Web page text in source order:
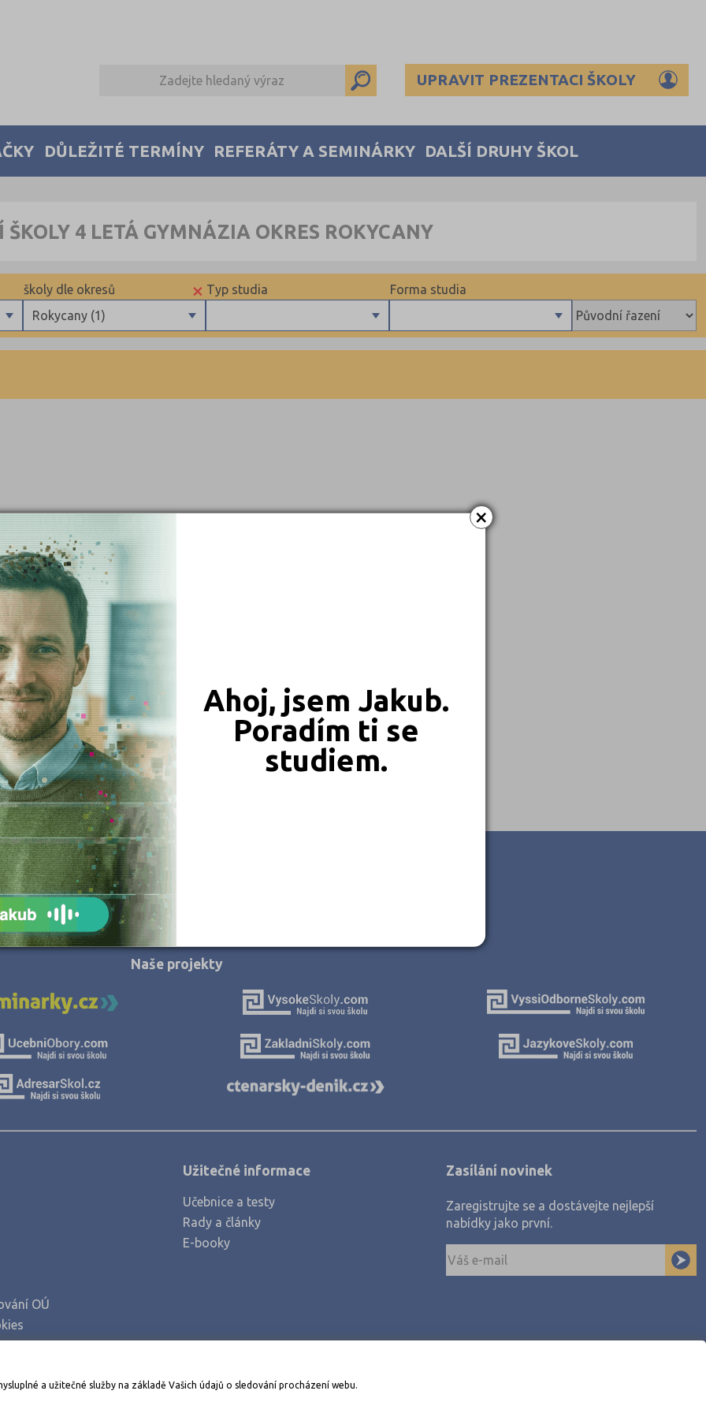
×
Ahoj, jsem Jakub.
Poradím ti se
studiem.
UPRAVIT PREZENTACI ŠKOLY
DŮLEŽITÉ TERMÍNY REFERÁTY A SEMINÁRKY DALŠÍ DRUHY ŠKOL
ŠKOLY 4 LETÁ GYMNÁZIA OKRES ROKYCANY
Forma studia
Typ studia
×
Rokycany (1)
školy dle okresů
Blansko (3)
Česká Lípa (2)
České Budějovice (9)
Český Krumlov (1)
Děčín (2)
Domažlice (2)
Frýdek-Místek (4)
Havlíčkův Brod (4)
Hodonín (3)
Hradec Králové (5)
Cheb (2)
Chomutov (4)
Chrudim (3)
Jablonec nad Nisou (2)
Jeseník (1)
Jičín (3)
Jihlava (2)
Jindřichův Hradec (3)
Karviná (8)
Kladno (3)
Kolín (2)
Most (2)
Nymburk (2)
JSME TAM, KDE JSTE VY
Naše projekty
OÚ
Stáhněte si aplikaci Adresář škol
Užitečné informace
Učebnice a testy
Rady a články
E-booky
Zasílání novinek
Zaregistrujte se a dostávejte nejlepší
nabídky jako první.
a užitečné služby na základě Vašich údajů o sledování procházení webu.